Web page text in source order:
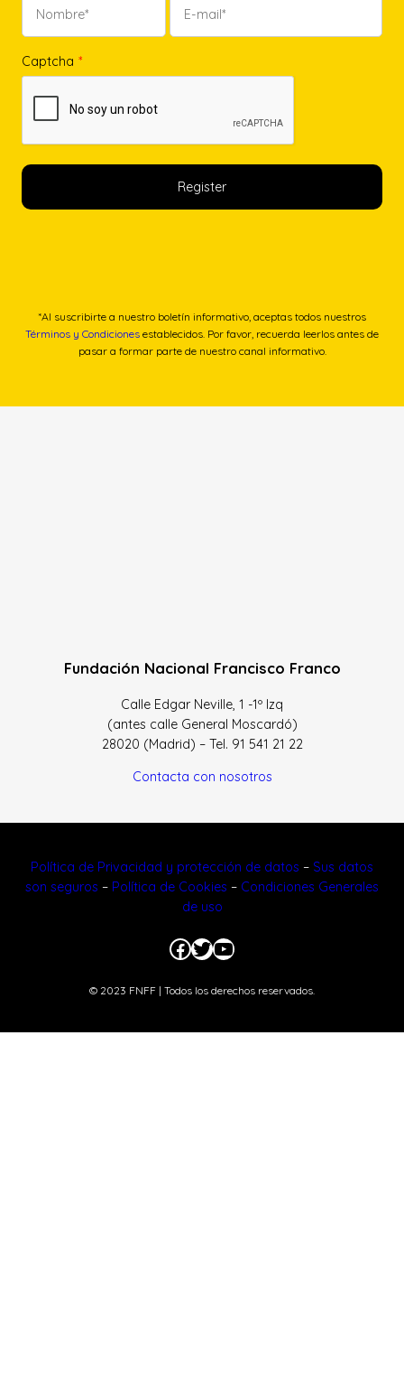
Captcha *
*Al suscribirte a nuestro boletín informativo, aceptas todos nuestros
Términos y Condiciones establecidos. Por favor, recuerda leerlos antes de
pasar a formar parte de nuestro canal informativo.
Fundación Nacional Francisco Franco
Calle Edgar Neville, 1 -1º Izq
(antes calle General Moscardó)
28020 (Madrid) – Tel. 91 541 21 22
Contacta con nosotros
Política de Privacidad y protección de datos – Sus datos
son seguros – Política de Cookies – Condiciones Generales
de uso
Facebook
Twitter
YouTube
© 2023 FNFF | Todos los derechos reservados.